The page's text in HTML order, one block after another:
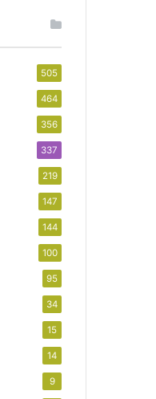
505
464
356
337
219
147
144
100
95
34
15
14
9